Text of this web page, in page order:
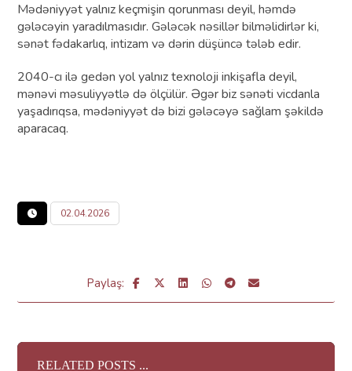
Mədəniyyət yalnız keçmişin qorunması deyil, həmdə
gələcəyin yaradılmasıdır. Gələcək nəsillər bilməlidirlər ki,
sənət fədakarlıq, intizam və dərin düşüncə tələb edir.
2040-cı ilə gedən yol yalnız texnoloji inkişafla deyil,
mənəvi məsuliyyətlə də ölçülür. Əgər biz sənəti vicdanla
yaşadırıqsa, mədəniyyət də bizi gələcəyə sağlam şəkildə
aparacaq.
02.04.2026
RELATED POSTS ...